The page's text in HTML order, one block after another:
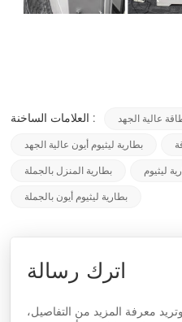
العلامات الساخنة : عالية الجهد
بطارية ليثيوم أيون عالية الجهد
بطارية المنزل بالجملة
بطارية ليثيوم أيون بالجملة
اترك رسالة
وتريد معرفة المزيد من التفاصيل،